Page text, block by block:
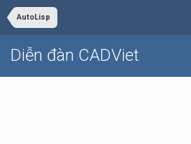
AutoLisp
Diễn đàn CADViet